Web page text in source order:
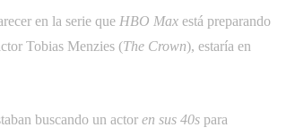
en la serie que HBO Max está preparando
Tobias Menzies (The Crown), estaría en
buscando un actor  en sus 40s  para